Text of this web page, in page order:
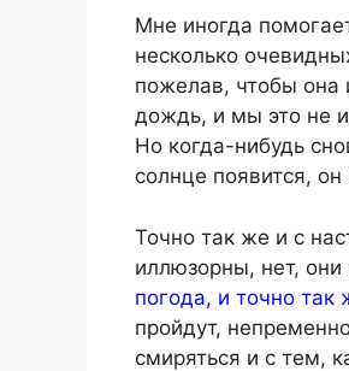
Мне иногда
несколько
пожелав, чтобы она
дождь, и мы это не
Но когда-нибудь
солнце появится, он
Точно так же и с
иллюзорны, нет,
погода, и точно
пройдут,
смиряться и с тем,